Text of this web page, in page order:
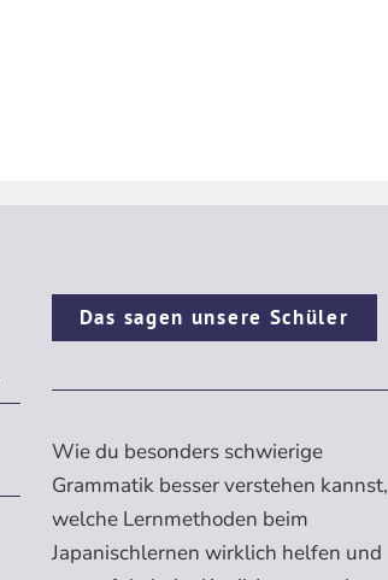
Das sagen unsere Schüler
Wie du besonders schwierige
Grammatik besser verstehen kannst,
welche Lernmethoden beim
Japanischlernen wirklich helfen und